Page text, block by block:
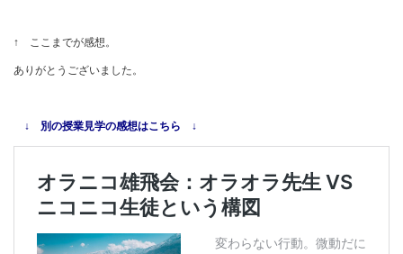
↑ ここまでが感想。
ありがとうございました。
↓ 別の授業見学の感想はこちら ↓